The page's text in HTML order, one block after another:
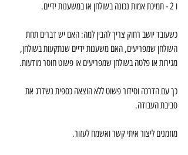
ו 2 - תמיכת אמות נכונה בשולחן או במשענות ידיים.
כשעובד יושב רחוק צריך להבין למה: האם יש דברים תחת
השולחן שמפריעים, האם משענות ידיים שנתקעות בשולחן,
מגירות או פלטה בשולחן שמפריעים או פשוט חוסר מודעות.
כך עם הדרכה וסידור פשוט ללא הוצאה כספית נשדרג את
סביבת העבודה.
מוזמנים ליצור איתי קשר ואשמח לעזור.